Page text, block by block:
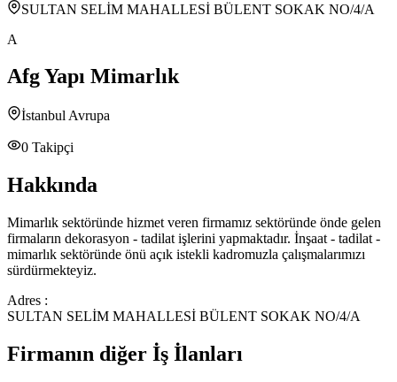
SULTAN SELİM MAHALLESİ BÜLENT SOKAK NO/4/A
A
Afg Yapı Mimarlık
İstanbul Avrupa
0 Takipçi
Hakkında
Mimarlık sektöründe hizmet veren firmamız sektöründe önde gelen
firmaların dekorasyon - tadilat işlerini yapmaktadır. İnşaat - tadilat -
mimarlık sektöründe önü açık istekli kadromuzla çalışmalarımızı
sürdürmekteyiz.
Adres :
SULTAN SELİM MAHALLESİ BÜLENT SOKAK NO/4/A
Firmanın diğer İş İlanları